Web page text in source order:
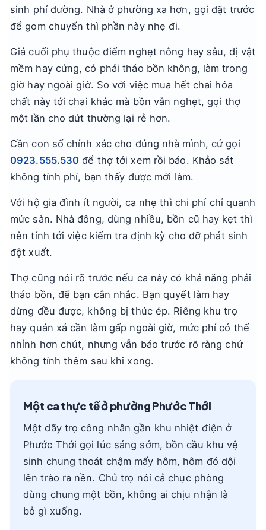
sinh phí đường. Nhà ở phường xa hơn, gọi đặt trước
để gom chuyến thì phần này nhẹ đi.
Giá cuối phụ thuộc điểm nghẹt nông hay sâu, dị vật
mềm hay cứng, có phải tháo bồn không, làm trong
giờ hay ngoài giờ. So với việc mua hết chai hóa
chất này tới chai khác mà bồn vẫn nghẹt, gọi thợ
một lần cho dứt thường lại rẻ hơn.
Cần con số chính xác cho đúng nhà mình, cứ gọi
0923.555.530 để thợ tới xem rồi báo. Khảo sát
không tính phí, bạn thấy được mới làm.
Với hộ gia đình ít người, ca nhẹ thì chi phí chỉ quanh
mức sàn. Nhà đông, dùng nhiều, bồn cũ hay kẹt thì
nên tính tới việc kiểm tra định kỳ cho đỡ phát sinh
đột xuất.
Thợ cũng nói rõ trước nếu ca này có khả năng phải
tháo bồn, để bạn cân nhắc. Bạn quyết làm hay
dừng đều được, không bị thúc ép. Riêng khu trọ
hay quán xá cần làm gấp ngoài giờ, mức phí có thể
nhỉnh hơn chút, nhưng vẫn báo trước rõ ràng chứ
không tính thêm sau khi xong.
Một ca thực tế ở phường Phước Thới
Một dãy trọ công nhân gần khu nhiệt điện ở
Phước Thới gọi lúc sáng sớm, bồn cầu khu vệ
sinh chung thoát chậm mấy hôm, hôm đó dội
lên trào ra nền. Chủ trọ nói cả chục phòng
dùng chung một bồn, không ai chịu nhận là
bỏ gì xuống.